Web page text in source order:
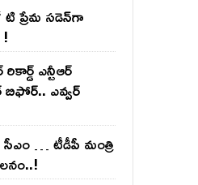
టి ప్రేమ స‌డెన్‌గా
!
ఎన్టీఆర్
బిఫోర్‌.. ఎవ్వ‌ర్
సీఎం … టీడీపీ మంత్రి